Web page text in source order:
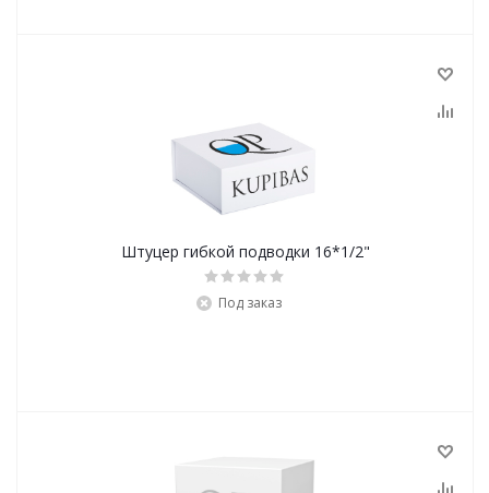
Штуцер гибкой подводки 16*1/2"
Под заказ